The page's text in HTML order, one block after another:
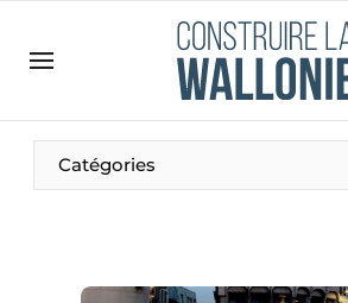
Emploi
Enregistrer une offre d’emploi
Catégories